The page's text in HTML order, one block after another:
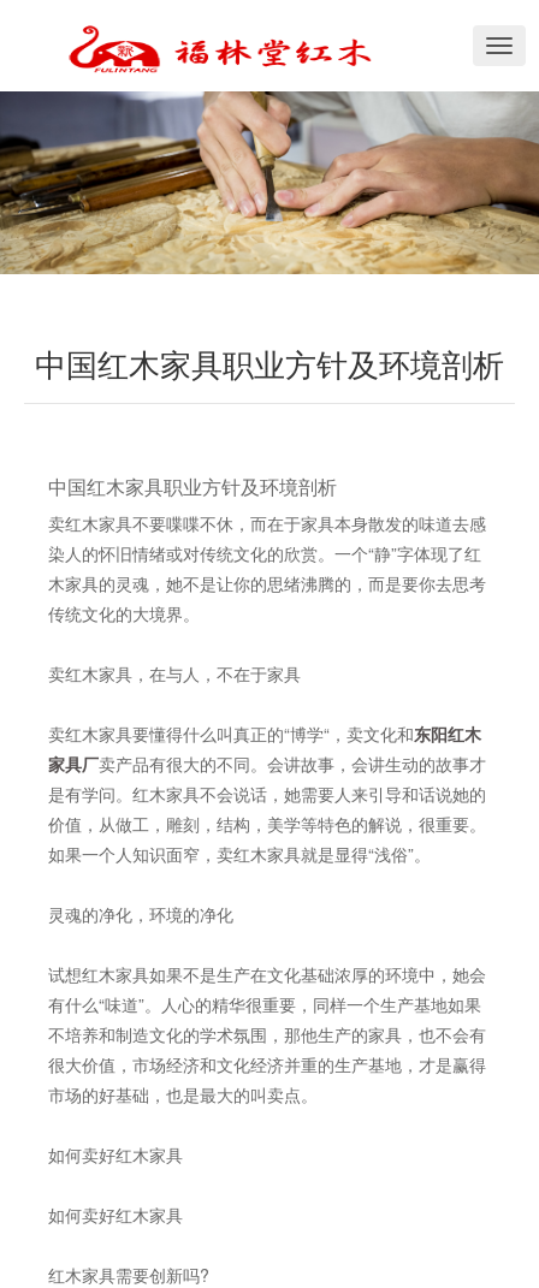
切
导
航
中国红木家具职业方针及环境剖析
中国红木家具职业方针及环境剖析
卖红木家具不要喋喋不休，而在于家具本身散发的味道去感
染人的怀旧情绪或对传统文化的欣赏。一个“静”字体现了红
木家具的灵魂，她不是让你的思绪沸腾的，而是要你去思考
传统文化的大境界。
卖红木家具，在与人，不在于家具
卖红木家具要懂得什么叫真正的“博学“，卖文化和东阳红木
家具厂卖产品有很大的不同。会讲故事，会讲生动的故事才
是有学问。红木家具不会说话，她需要人来引导和话说她的
价值，从做工，雕刻，结构，美学等特色的解说，很重要。
如果一个人知识面窄，卖红木家具就是显得“浅俗”。
灵魂的净化，环境的净化
试想红木家具如果不是生产在文化基础浓厚的环境中，她会
有什么“味道”。人心的精华很重要，同样一个生产基地如果
不培养和制造文化的学术氛围，那他生产的家具，也不会有
很大价值，市场经济和文化经济并重的生产基地，才是赢得
市场的好基础，也是最大的叫卖点。
如何卖好红木家具
如何卖好红木家具
红木家具需要创新吗?